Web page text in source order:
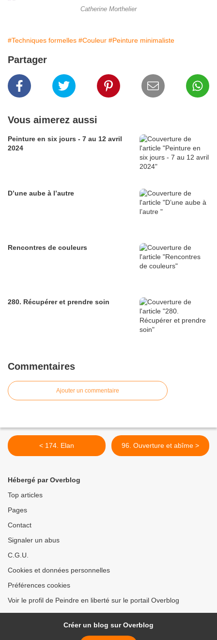
Catherine Morthelier
#Techniques formelles #Couleur #Peinture minimaliste
Partager
Vous aimerez aussi
Peinture en six jours - 7 au 12 avril
2024
D’une aube à l’autre
Rencontres de couleurs
280. Récupérer et prendre soin
Commentaires
Ajouter un commentaire
< 174. Elan 96. Ouverture et abîme >
Hébergé par Overblog
Top articles
Pages
Contact
Signaler un abus
C.G.U.
Cookies et données personnelles
Préférences cookies
Voir le profil de Peindre en liberté sur le portail Overblog
Créer un blog sur Overblog